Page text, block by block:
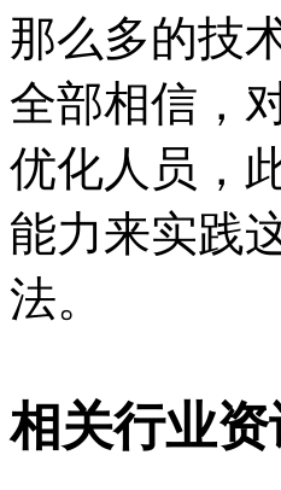
那么多的技
全部相信，
优化人员，
能力来实践
法。
相关行业资